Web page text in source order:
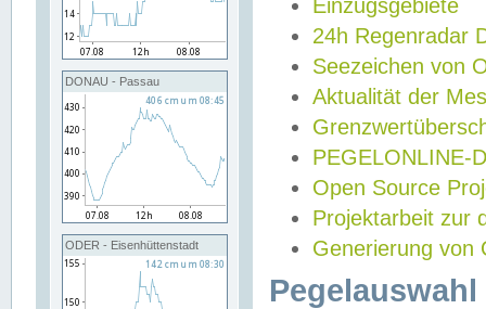
DONAU - Passau
ODER - Eisenhüttenstadt
Einzugsgebiete
24h Regenradar
Seezeichen von
Aktualität der
PEGELONLINE-
Open Source
Projektarbeit zur
Generierung von